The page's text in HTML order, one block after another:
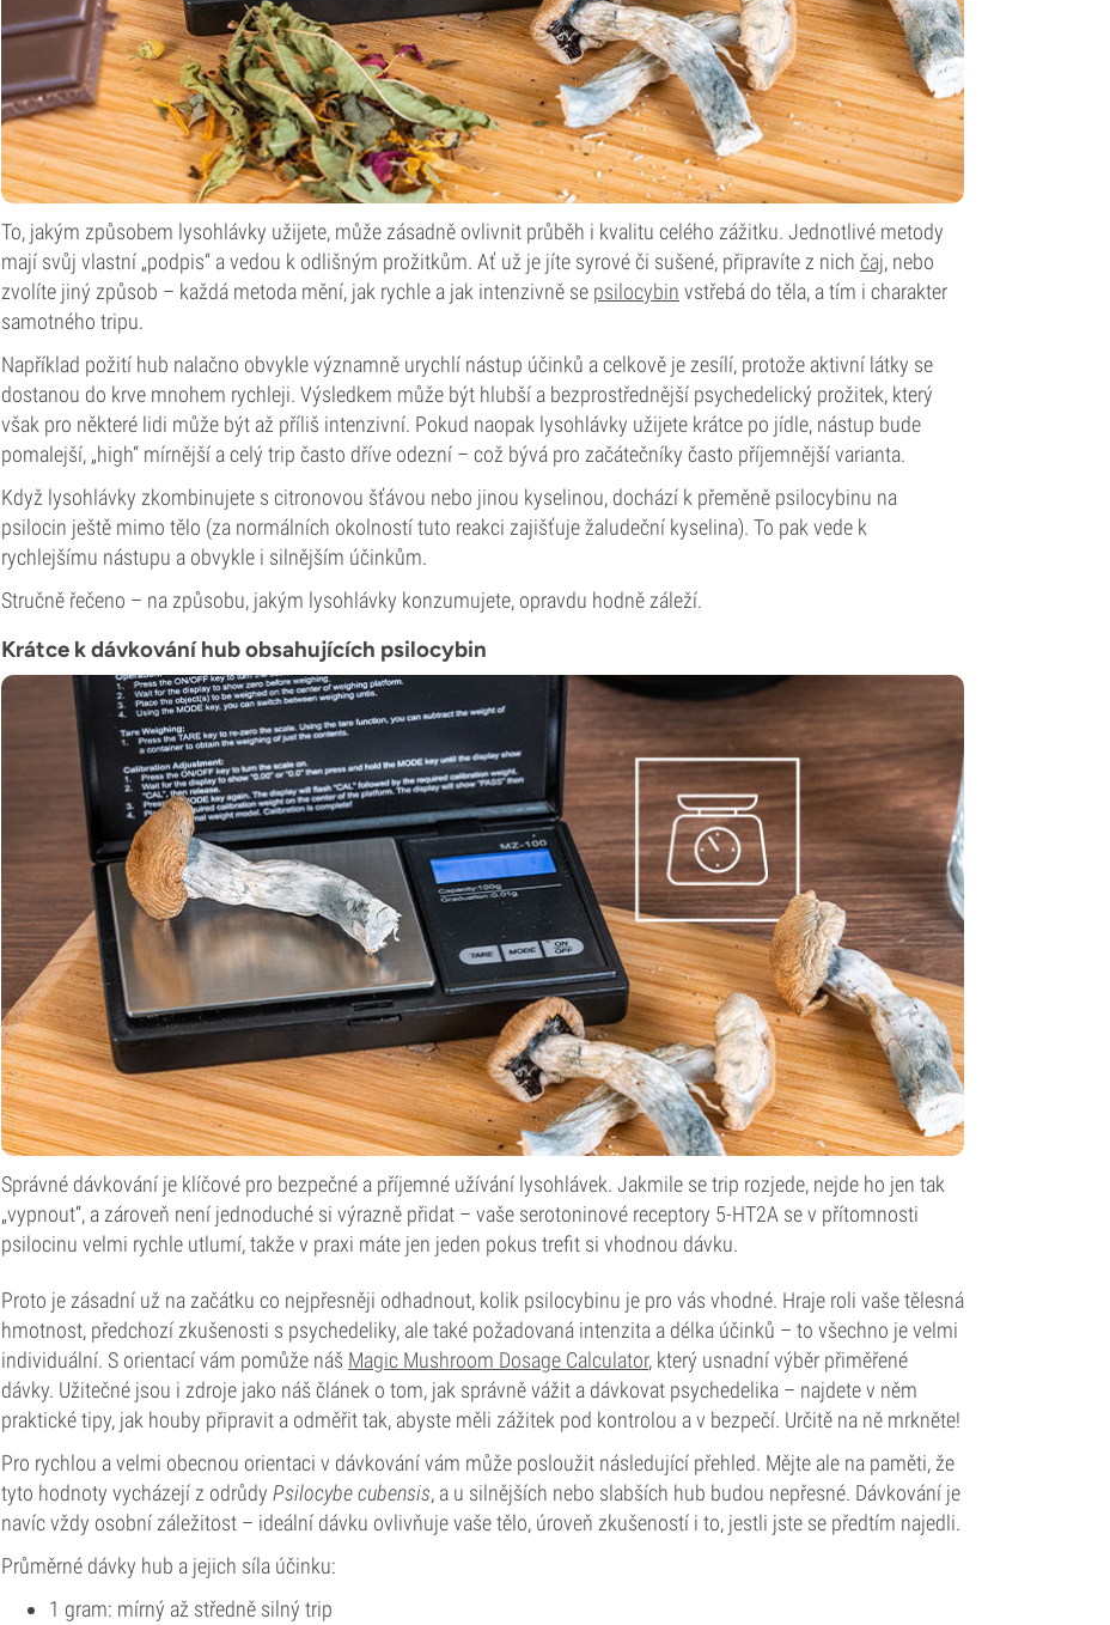
To, jakým způsobem lysohlávky užijete, může zásadně ovlivnit průběh i kvalitu celého zážitku. Jednotlivé metody
mají svůj vlastní „podpis“ a vedou k odlišným prožitkům. Ať už je jíte syrové či sušené, připravíte z nich čaj, nebo
zvolíte jiný způsob – každá metoda mění, jak rychle a jak intenzivně se psilocybin vstřebá do těla, a tím i charakter
samotného tripu.
Například požití hub nalačno obvykle významně urychlí nástup účinků a celkově je zesílí, protože aktivní látky se
dostanou do krve mnohem rychleji. Výsledkem může být hlubší a bezprostřednější psychedelický prožitek, který
však pro některé lidi může být až příliš intenzivní. Pokud naopak lysohlávky užijete krátce po jídle, nástup bude
pomalejší, „high“ mírnější a celý trip často dříve odezní – což bývá pro začátečníky často příjemnější varianta.
Když lysohlávky zkombinujete s citronovou šťávou nebo jinou kyselinou, dochází k přeměně psilocybinu na
psilocin ještě mimo tělo (za normálních okolností tuto reakci zajišťuje žaludeční kyselina). To pak vede k
rychlejšímu nástupu a obvykle i silnějším účinkům.
Stručně řečeno – na způsobu, jakým lysohlávky konzumujete, opravdu hodně záleží.
Krátce k dávkování hub obsahujících psilocybin
Správné dávkování je klíčové pro bezpečné a příjemné užívání lysohlávek. Jakmile se trip rozjede, nejde ho jen tak
„vypnout“, a zároveň není jednoduché si výrazně přidat – vaše serotoninové receptory 5-HT2A se v přítomnosti
psilocinu velmi rychle utlumí, takže v praxi máte jen jeden pokus trefit si vhodnou dávku.
Proto je zásadní už na začátku co nejpřesněji odhadnout, kolik psilocybinu je pro vás vhodné. Hraje roli vaše tělesná
hmotnost, předchozí zkušenosti s psychedeliky, ale také požadovaná intenzita a délka účinků – to všechno je velmi
individuální. S orientací vám pomůže náš Magic Mushroom Dosage Calculator, který usnadní výběr přiměřené
dávky. Užitečné jsou i zdroje jako náš článek o tom, jak správně vážit a dávkovat psychedelika – najdete v něm
praktické tipy, jak houby připravit a odměřit tak, abyste měli zážitek pod kontrolou a v bezpečí. Určitě na ně mrkněte!
Pro rychlou a velmi obecnou orientaci v dávkování vám může posloužit následující přehled. Mějte ale na paměti, že
tyto hodnoty vycházejí z odrůdy Psilocybe cubensis, a u silnějších nebo slabších hub budou nepřesné. Dávkování je
navíc vždy osobní záležitost – ideální dávku ovlivňuje vaše tělo, úroveň zkušeností i to, jestli jste se předtím najedli.
Průměrné dávky hub a jejich síla účinku:
1 gram: mírný až středně silný trip